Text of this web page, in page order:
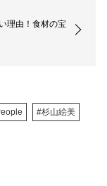
理由！食材の宝
#杉山絵美